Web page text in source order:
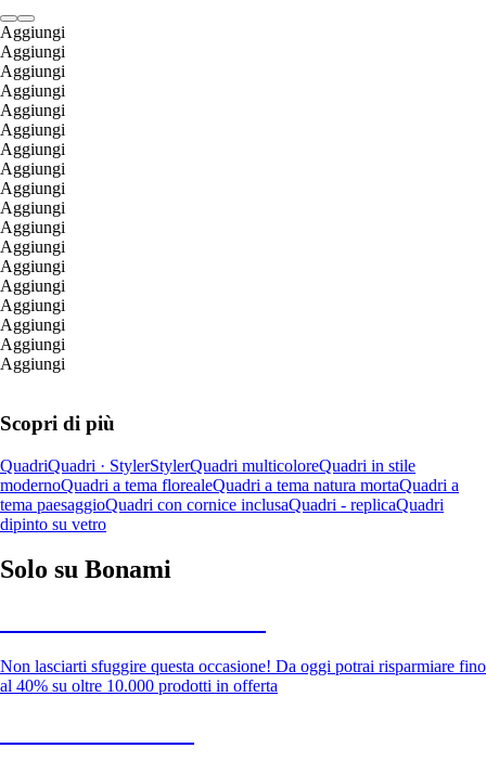
Aggiungi
Aggiungi
Aggiungi
Aggiungi
Aggiungi
Aggiungi
Aggiungi
Aggiungi
Aggiungi
Aggiungi
Aggiungi
Aggiungi
Aggiungi
Aggiungi
Aggiungi
Aggiungi
Aggiungi
Aggiungi
Scopri di più
QuadriQuadri · StylerStylerQuadri multicoloreQuadri in stile
modernoQuadri a tema florealeQuadri a tema natura mortaQuadri a
tema paesaggioQuadri con cornice inclusaQuadri - replicaQuadri
dipinto su vetro
Solo su Bonami
Non lasciarti sfuggire questa occasione! Da oggi potrai risparmiare fino
al 40% su oltre 10.000 prodotti in offerta